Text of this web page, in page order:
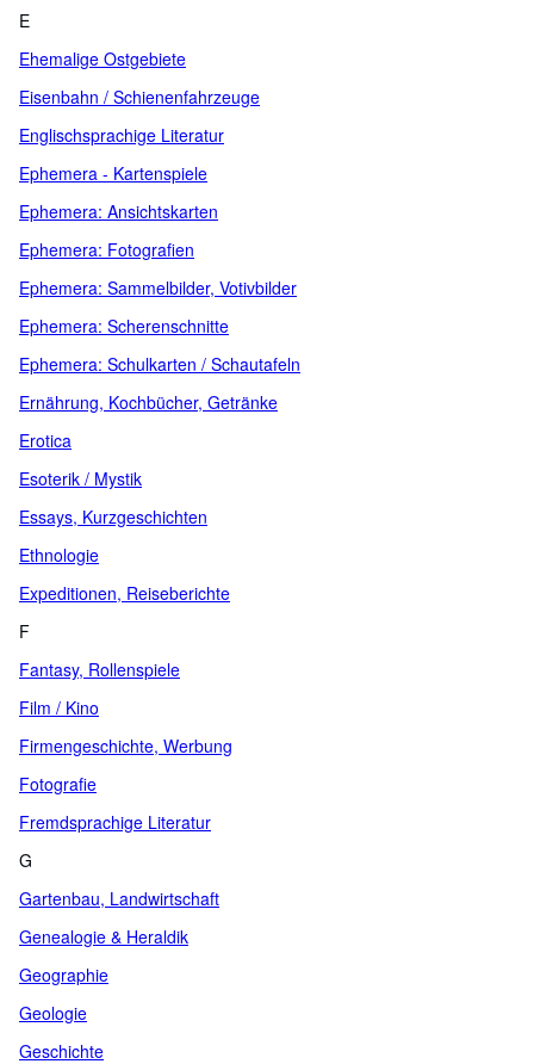
E
Ehemalige Ostgebiete
Eisenbahn / Schienenfahrzeuge
Englischsprachige Literatur
Ephemera - Kartenspiele
Ephemera: Ansichtskarten
Ephemera: Fotografien
Ephemera: Sammelbilder, Votivbilder
Ephemera: Scherenschnitte
Ephemera: Schulkarten / Schautafeln
Ernährung, Kochbücher, Getränke
Erotica
Esoterik / Mystik
Essays, Kurzgeschichten
Ethnologie
Expeditionen, Reiseberichte
F
Fantasy, Rollenspiele
Film / Kino
Firmengeschichte, Werbung
Fotografie
Fremdsprachige Literatur
G
Gartenbau, Landwirtschaft
Genealogie & Heraldik
Geographie
Geologie
Geschichte